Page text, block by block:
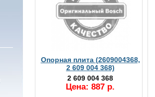
Опорная плита (2609004368,
2 609 004 368)
2 609 004 368
Цена: 887 р.